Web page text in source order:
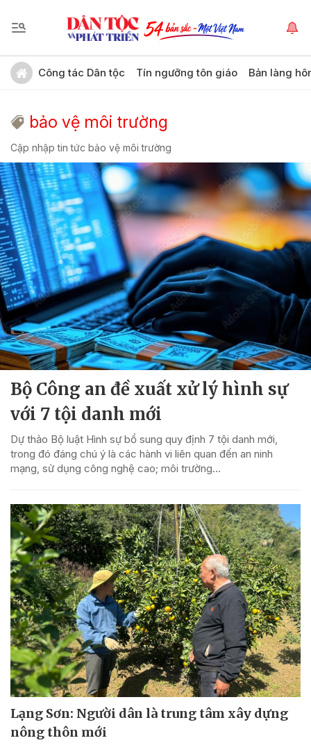
Công tác Dân tộc Tín ngưỡng tôn giáo Bản làng
bảo vệ môi trường
Cập nhập tin tức bảo vệ môi trường
Bộ Công an đề xuất xử lý hình sự
với 7 tội danh mới
Dự thảo Bộ luật Hình sự bổ sung quy định 7 tội danh mới,
trong đó đáng chú ý là các hành vi liên quan đến an ninh
mạng, sử dụng công nghệ cao; môi trường...
Lạng Sơn: Người dân là trung tâm xây dựng
nông thôn mới